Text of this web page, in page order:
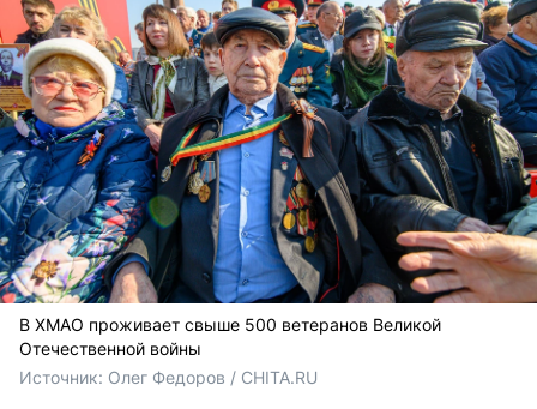
В ХМАО проживает свыше 500 ветеранов Великой
Отечественной войны
Источник: Олег Федоров / CHITA.RU